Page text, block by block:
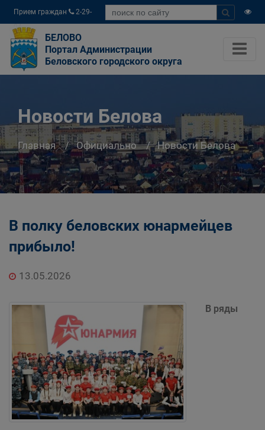
Прием граждан
2-29-
04
БЕЛОВО
Портал Администрации
Беловского городского округа
Новости Белова
Главная Официально Новости Белова
В полку беловских юнармейцев
прибыло!
13.05.2026
В ряды